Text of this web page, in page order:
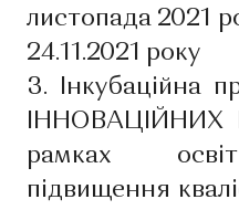
листопада 2021
24.11.2021 року
3. Інкубаційна
ІННОВАЦІЙНИХ
рамках
підвищення